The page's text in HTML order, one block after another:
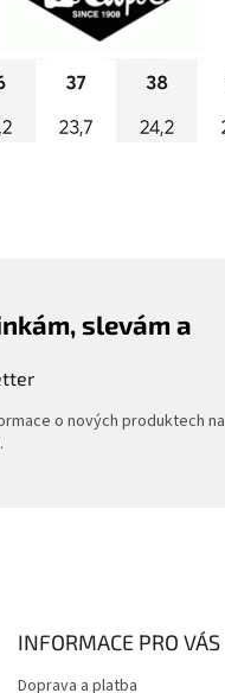
slevám a
o nových produktech na
INFORMACE PRO VÁS
Doprava a platba